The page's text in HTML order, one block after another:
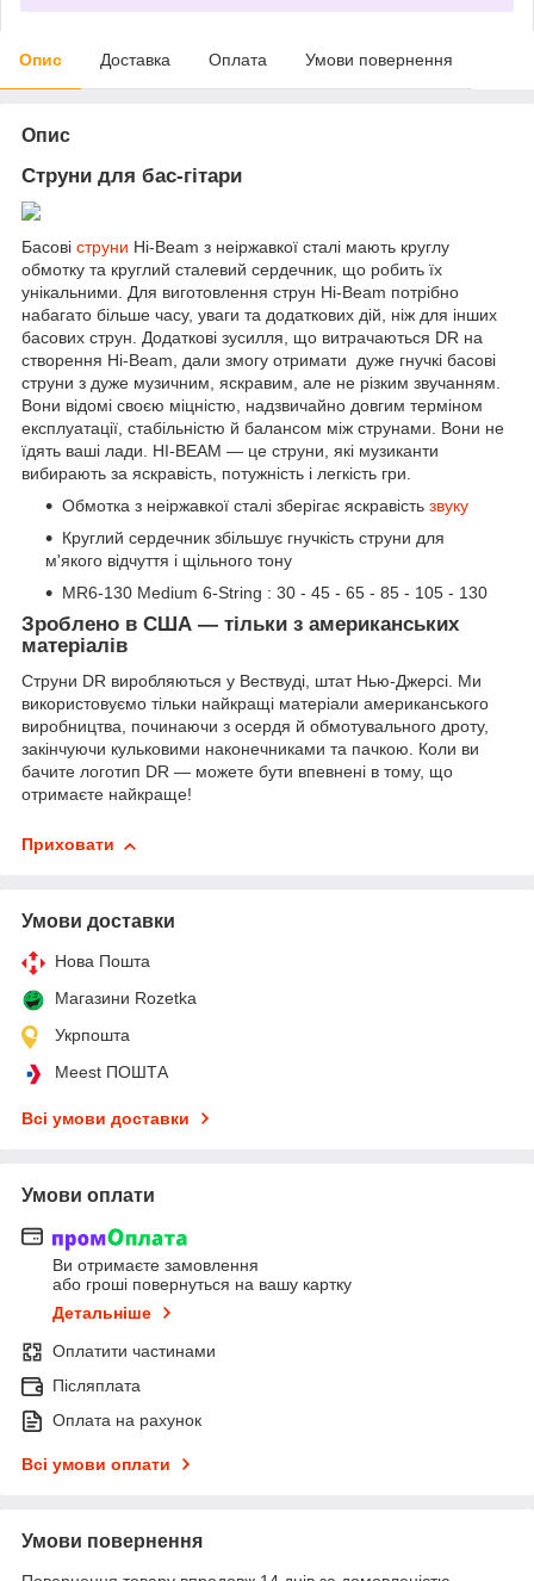
Опис Доставка Оплата Умови повернення
Опис
Струни для бас-гітари
Басові струни Hi-Beam з неіржавкої сталі мають круглу
обмотку та круглий сталевий сердечник, що робить їх
унікальними. Для виготовлення струн Hi-Beam потрібно
набагато більше часу, уваги та додаткових дій, ніж для інших
басових струн. Додаткові зусилля, що витрачаються DR на
створення Hi-Beam, дали змогу отримати дуже гнучкі басові
струни з дуже музичним, яскравим, але не різким звучанням.
Вони відомі своєю міцністю, надзвичайно довгим терміном
експлуатації, стабільністю й балансом між струнами. Вони не
їдять ваші лади. HI-BEAM — це струни, які музиканти
вибирають за яскравість, потужність і легкість гри.
Обмотка з неіржавкої сталі зберігає яскравість звуку
Круглий сердечник збільшує гнучкість струни для
м'якого відчуття і щільного тону
MR6-130 Medium 6-String : 30 - 45 - 65 - 85 - 105 - 130
Зроблено в США — тільки з американських
матеріалів
Струни DR виробляються у Вествуді, штат Нью-Джерсі. Ми
використовуємо тільки найкращі матеріали американського
виробництва, починаючи з осердя й обмотувального дроту,
закінчуючи кульковими наконечниками та пачкою. Коли ви
бачите логотип DR — можете бути впевнені в тому, що
отримаєте найкраще!
Приховати
Умови доставки
Нова Пошта
Магазини Rozetka
Укрпошта
Meest ПОШТА
Всі умови доставки
Умови оплати
Ви отримаєте замовлення
або гроші повернуться на вашу картку
Детальніше
Оплатити частинами
Післяплата
Оплата на рахунок
Всі умови оплати
Умови повернення